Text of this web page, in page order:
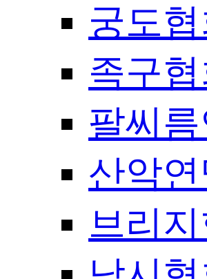
궁도협
족구협
팔씨
산악연
브리